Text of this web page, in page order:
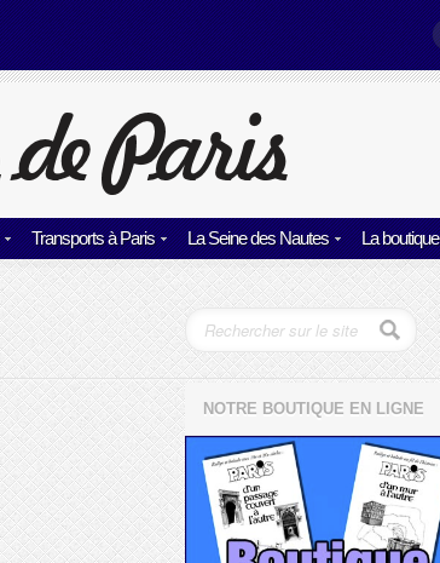
Transports à Paris La Seine des Nautes La boutique
NOTRE BOUTIQUE EN LIGNE